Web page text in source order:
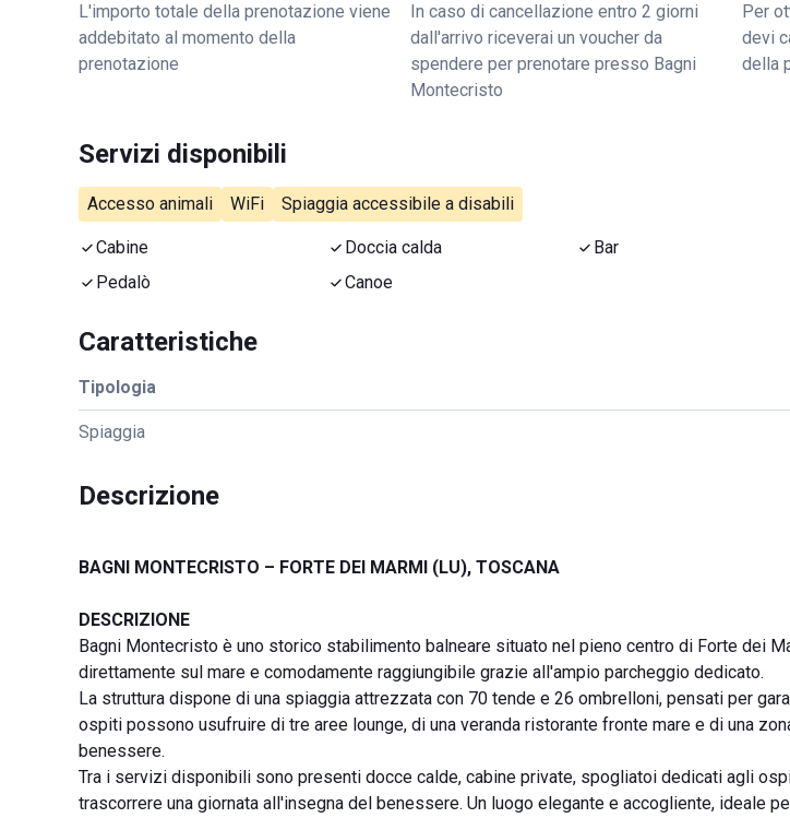
L'importo totale della prenotazione viene
addebitato al momento della
prenotazione
In caso di cancellazione entro 2 giorni
dall'arrivo riceverai un voucher da
spendere per prenotare presso Bagni
Montecristo
Per
devi
della
Servizi disponibili
Accesso animali WiFi Spiaggia accessibile a disabili
Cabine Doccia calda Bar
Pedalò
Canoe
Caratteristiche
Tipologia
Spiaggia
Descrizione
BAGNI MONTECRISTO – FORTE DEI MARMI (LU), TOSCANA
DESCRIZIONE
Bagni Montecristo è uno storico stabilimento balneare situato nel pieno centro di Forte dei
direttamente sul mare e comodamente raggiungibile grazie all'ampio parcheggio dedicato.
La struttura dispone di una spiaggia attrezzata con 70 tende e 26 ombrelloni, pensati per
ospiti possono usufruire di tre aree lounge, di una veranda ristorante fronte mare e di una
benessere.
Tra i servizi disponibili sono presenti docce calde, cabine private, spogliatoi dedicati agli
trascorrere una giornata all'insegna del benessere. Un luogo elegante e accogliente, ideale